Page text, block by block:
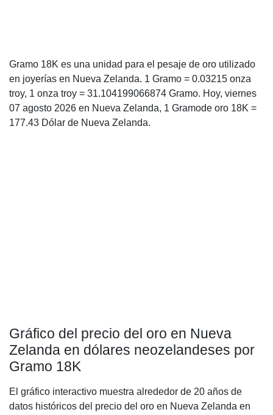
Gramo 18K es una unidad para el pesaje de oro utilizado
en joyerías en Nueva Zelanda. 1 Gramo = 0.03215 onza
troy, 1 onza troy = 31.104199066874 Gramo. Hoy, viernes
07 agosto 2026 en Nueva Zelanda, 1 Gramode oro 18K =
177.43 Dólar de Nueva Zelanda.
Gráfico del precio del oro en Nueva
Zelanda en dólares neozelandeses por
Gramo 18K
El gráfico interactivo muestra alrededor de 20 años de
datos históricos del precio del oro en Nueva Zelanda en